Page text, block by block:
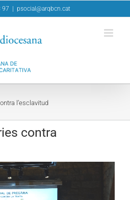
97 psocial@arqbcn.cat
l’esclavitud
contra